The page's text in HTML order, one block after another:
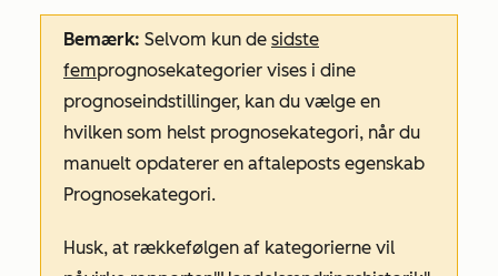
Bemærk: Selvom kun de sidste
femprognosekategorier vises i dine
prognoseindstillinger, kan du vælge en
hvilken som helst prognosekategori, når du
manuelt opdaterer en aftaleposts egenskab
Prognosekategori.
Husk, at rækkefølgen af kategorierne vil